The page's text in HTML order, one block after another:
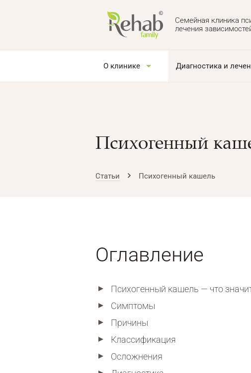
Семейная клиника
лечения
О клинике Диагностика и
Психогенный
Статьи Психогенный кашель
Оглавление
Психогенный кашель — что
Симптомы
Причины
Классификация
Осложнения